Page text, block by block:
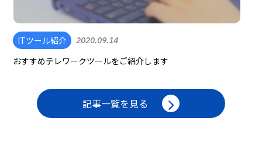
ITツール紹介 2020.09.14
おすすめテレワークツールをご紹介します
記事一覧を見る